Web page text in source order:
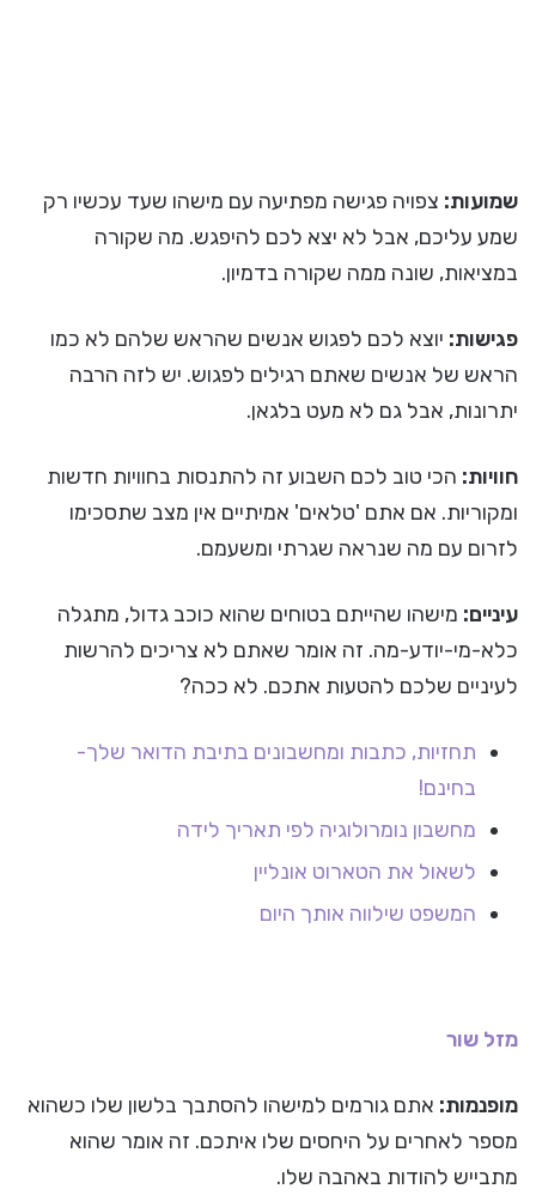
שמועות: צפויה פגישה מפתיעה עם מישהו שעד עכשיו רק
שמע עליכם, אבל לא יצא לכם להיפגש. מה שקורה
במציאות, שונה ממה שקורה בדמיון.
פגישות: יוצא לכם לפגוש אנשים שהראש שלהם לא כמו
הראש של אנשים שאתם רגילים לפגוש. יש לזה הרבה
יתרונות, אבל גם לא מעט בלגאן.
חוויות: הכי טוב לכם השבוע זה להתנסות בחוויות חדשות
ומקוריות. אם אתם 'טלאים' אמיתיים אין מצב שתסכימו
לזרום עם מה שנראה שגרתי ומשעמם.
עיניים: מישהו שהייתם בטוחים שהוא כוכב גדול, מתגלה
כלא-מי-יודע-מה. זה אומר שאתם לא צריכים להרשות
לעיניים שלכם להטעות אתכם. לא ככה?
תחזיות, כתבות ומחשבונים בתיבת הדואר שלך-
בחינם!
מחשבון נומרולוגיה לפי תאריך לידה
לשאול את הטארוט אונליין
המשפט שילווה אותך היום
מזל שור
מופנמות: אתם גורמים למישהו להסתבך בלשון שלו כשהוא
מספר לאחרים על היחסים שלו איתכם. זה אומר שהוא
מתבייש להודות באהבה שלו.